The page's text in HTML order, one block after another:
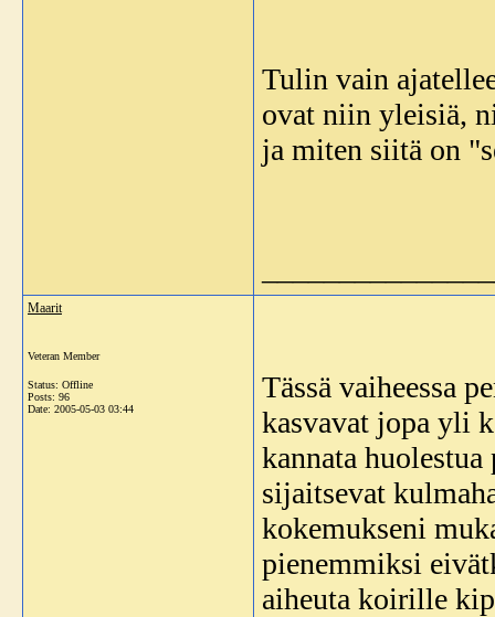
Tulin vain
ovat niin yleisiä,
ja miten siitä on
Maarit
Veteran Member
Status: Offline
Posts: 96
Date: 2005-05-03 03:44
Tässä vaiheessa
kasvavat jopa yli
kannata huolestua
sijaitsevat
kokemukseni
pienemmiksi
aiheuta koirille